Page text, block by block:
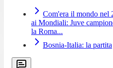
Spinazzola: "È un
"È un incubo, è proprio
Nazionale e ancora non
brutto per tutti, anche per
Com'era il mondo nel
ai Mondiali: Juve
la Roma...
Bosnia-Italia: la partita